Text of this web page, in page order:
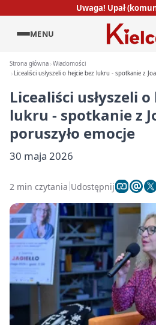
Uwaga! Upał
MENU
Strona główna Wiadomości
Licealiści usłyszeli o hejcie bez lukru - spotkanie z
Licealiści usłyszeli
lukru - spotkanie z
poruszyło emocje
30 maja 2026
2 min czytania Udostępnij